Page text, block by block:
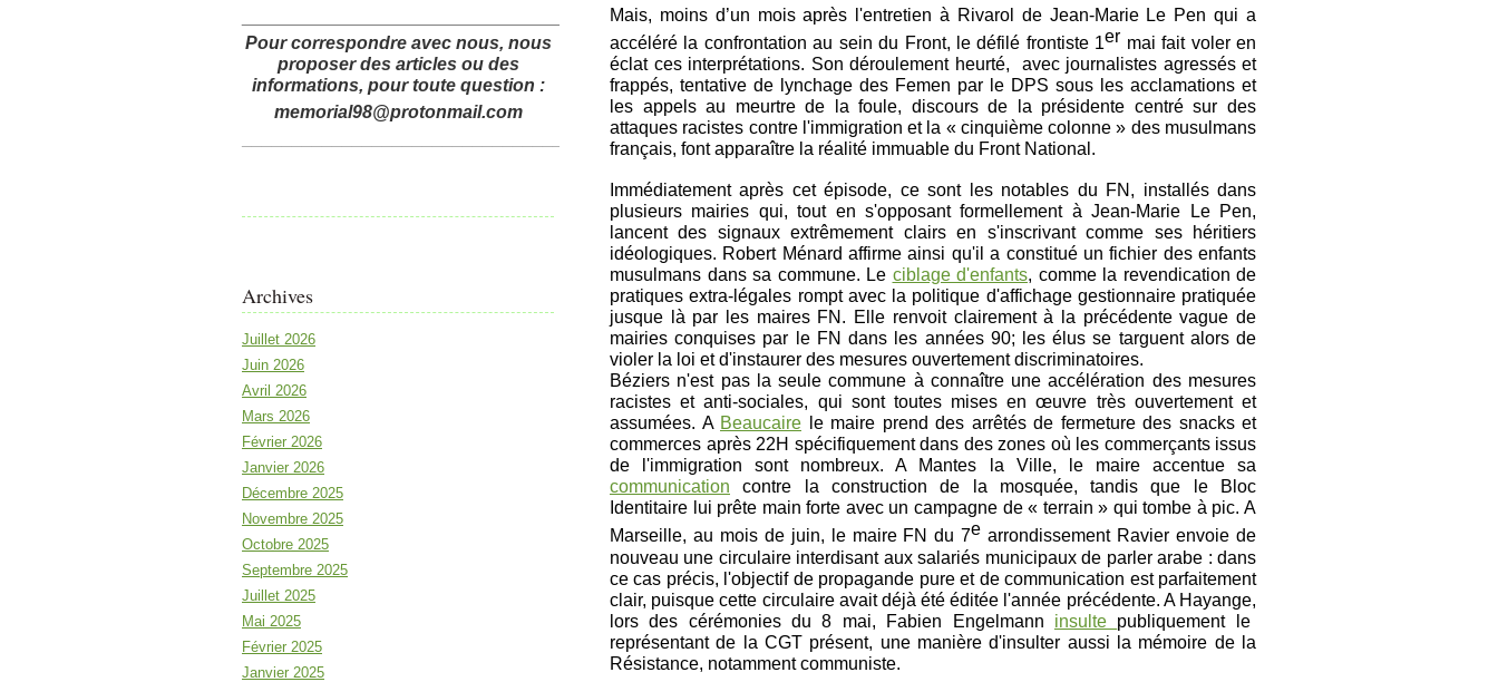
_______________________________________
Pour correspondre avec nous, nous
proposer des articles ou des
informations, pour toute question :
memorial98@protonmail.com
_______________________________________
Archives
Juillet 2026
Juin 2026
Avril 2026
Mars 2026
Février 2026
Janvier 2026
Décembre 2025
Novembre 2025
Octobre 2025
Septembre 2025
Juillet 2025
Mai 2025
Février 2025
Janvier 2025
Mais, moins d’un mois après l'entretien à Rivarol de Jean-Marie Le Pen qui a
accéléré la confrontation au sein du Front, le défilé frontiste 1er mai fait voler en
éclat ces interprétations. Son déroulement heurté, avec journalistes agressés et
frappés, tentative de lynchage des Femen par le DPS sous les acclamations et
les appels au meurtre de la foule, discours de la présidente centré sur des
attaques racistes contre l'immigration et la « cinquième colonne » des musulmans
français, font apparaître la réalité immuable du Front National.
Immédiatement après cet épisode, ce sont les notables du FN, installés dans
plusieurs mairies qui, tout en s'opposant formellement à Jean-Marie Le Pen,
lancent des signaux extrêmement clairs en s'inscrivant comme ses héritiers
idéologiques. Robert Ménard affirme ainsi qu'il a constitué un fichier des enfants
musulmans dans sa commune. Le ciblage d'enfants, comme la revendication de
pratiques extra-légales rompt avec la politique d'affichage gestionnaire pratiquée
jusque là par les maires FN. Elle renvoit clairement à la précédente vague de
mairies conquises par le FN dans les années 90; les élus se targuent alors de
violer la loi et d'instaurer des mesures ouvertement discriminatoires.
Béziers n'est pas la seule commune à connaître une accélération des mesures
racistes et anti-sociales, qui sont toutes mises en œuvre très ouvertement et
assumées. A Beaucaire le maire prend des arrêtés de fermeture des snacks et
commerces après 22H spécifiquement dans des zones où les commerçants issus
de l'immigration sont nombreux. A Mantes la Ville, le maire accentue sa
communication contre la construction de la mosquée, tandis que le Bloc
Identitaire lui prête main forte avec un campagne de « terrain » qui tombe à pic. A
Marseille, au mois de juin, le maire FN du 7e arrondissement Ravier envoie de
nouveau une circulaire interdisant aux salariés municipaux de parler arabe : dans
ce cas précis, l'objectif de propagande pure et de communication est parfaitement
clair, puisque cette circulaire avait déjà été éditée l'année précédente. A Hayange,
lors des cérémonies du 8 mai, Fabien Engelmann insulte publiquement le
représentant de la CGT présent, une manière d'insulter aussi la mémoire de la
Résistance, notamment communiste.